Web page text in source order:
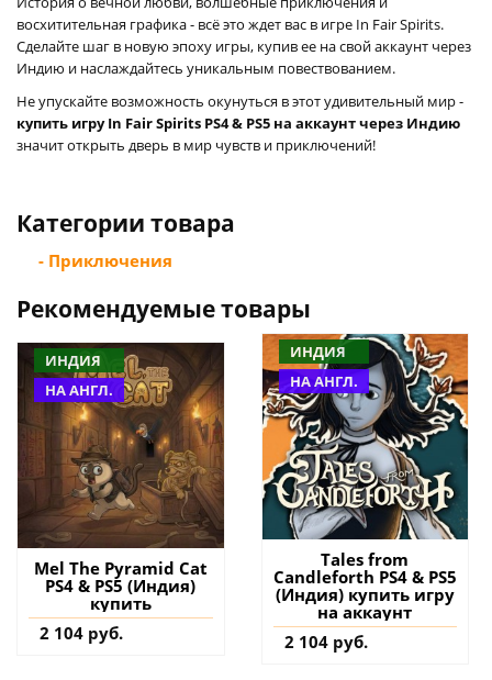
восхитительная графика - всё это ждет вас в игре In Fair Spirits.
Сделайте шаг в новую эпоху игры, купив ее на свой аккаунт через
Индию и наслаждайтесь уникальным повествованием.
Не упускайте возможность окунуться в этот удивительный мир -
купить игру In Fair Spirits PS4 & PS5 на аккаунт через Индию
значит открыть дверь в мир чувств и приключений!
Категории товара
- Приключения
Рекомендуемые товары
ИНДИЯ
НА АНГЛ.
Mel The Pyramid Cat
PS4 & PS5 (Индия)
купить
2 104 руб.
ИНДИЯ
НА АНГЛ.
Tales from
Candleforth PS4 & PS5
(Индия) купить игру
на аккаунт
2 104 руб.